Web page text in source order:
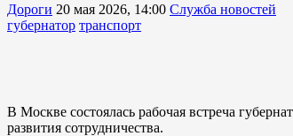
Дороги 20 мая 2026, 14:00 Служба новостей
губернатор транспорт
В Москве состоялась рабочая встреча
развития сотрудничества.